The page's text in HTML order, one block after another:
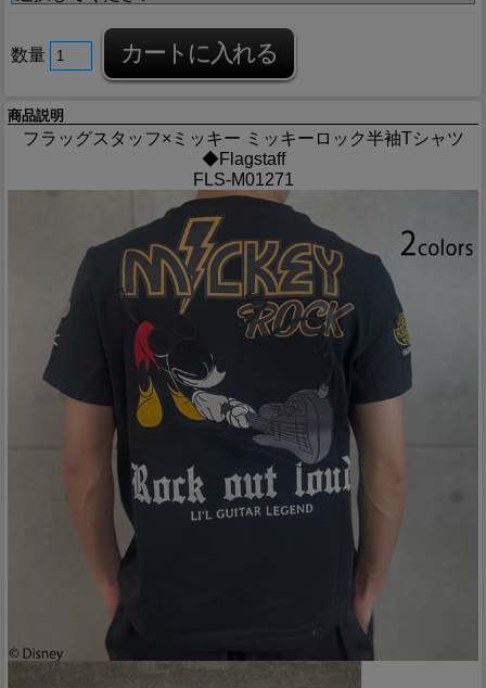
数量
商品説明
フラッグスタッフ×ミッキー ミッキーロック半袖Tシャツ
◆Flagstaff
FLS-M01271